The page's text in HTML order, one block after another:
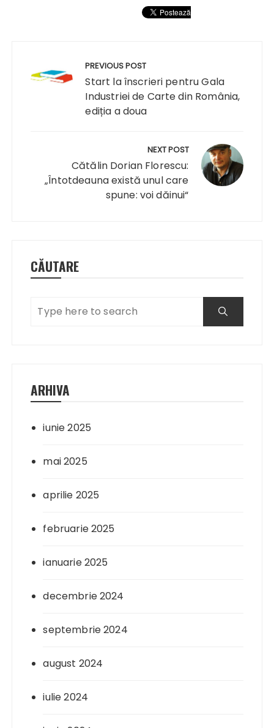
articole
PREVIOUS POST
Start la înscrieri pentru Gala
Industriei de Carte din România,
ediția a doua
NEXT POST
Cătălin Dorian Florescu:
„Întotdeauna există unul care
spune: voi dăinui“
CĂUTARE
ARHIVA
iunie 2025
mai 2025
aprilie 2025
februarie 2025
ianuarie 2025
decembrie 2024
septembrie 2024
august 2024
iulie 2024